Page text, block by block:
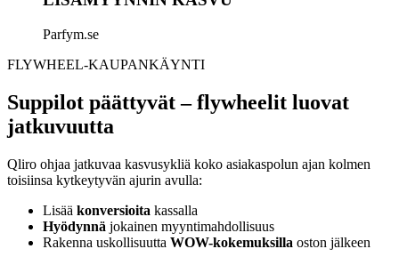
Parfym.se
FLYWHEEL-KAUPANKÄYNTI
Suppilot päättyvät – flywheelit luovat
jatkuvuutta
Qliro ohjaa jatkuvaa kasvusykliä koko asiakaspolun ajan kolmen
toisiinsa kytkeytyvän ajurin avulla:
Lisää konversioita kassalla
Hyödynnä jokainen myyntimahdollisuus
Rakenna uskollisuutta WOW-kokemuksilla oston jälkeen